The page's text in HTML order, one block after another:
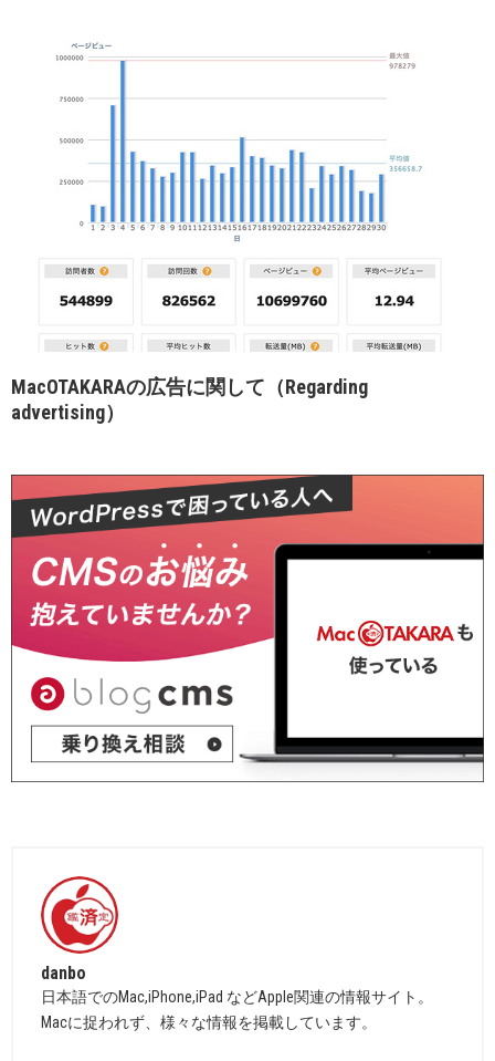
MacOTAKARAの広告に関して（Regarding
advertising）
danbo
日本語でのMac,iPhone,iPad などApple関連の情報サイト。
Macに捉われず、様々な情報を掲載しています。